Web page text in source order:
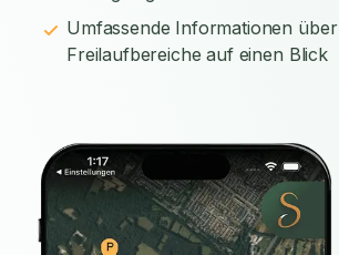
Umfassende Informationen über
Freilaufbereiche auf einen Blick